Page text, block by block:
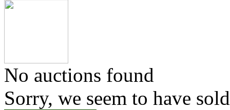
No auctions found
Sorry, we seem to have